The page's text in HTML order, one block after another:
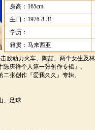
身高：165cm
生日：1976-8-31
学历：
籍贯：马来西亚
败动力火车、陶喆、两个女生及
陈庆祥个人第一张创作专辑』。
二张创作『爱我久久』专辑。
、足球